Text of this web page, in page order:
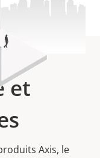
et
Axis, le